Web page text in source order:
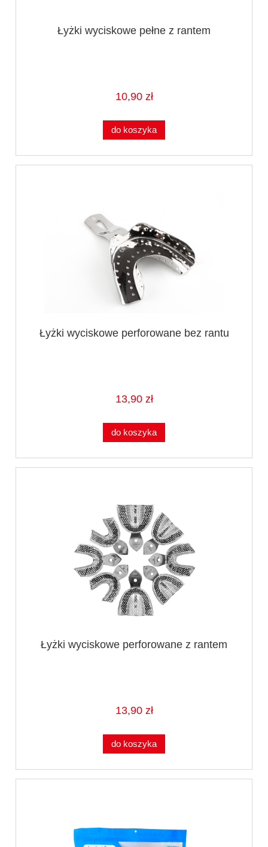
Łyżki wyciskowe pełne z rantem
10,90 zł
do koszyka
Łyżki wyciskowe perforowane bez rantu
13,90 zł
do koszyka
Łyżki wyciskowe perforowane z rantem
13,90 zł
do koszyka